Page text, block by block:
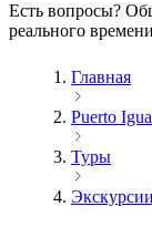
Есть вопросы?
реального
Главная
Puerto
Туры